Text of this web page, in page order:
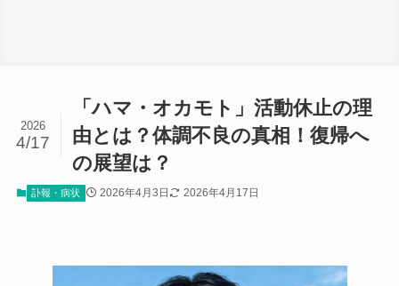
「ハマ・オカモト」活動休止の理
由とは？体調不良の真相！復帰へ
の展望は？
2026
4/17
訃報・病状 2026年4月3日 2026年4月17日